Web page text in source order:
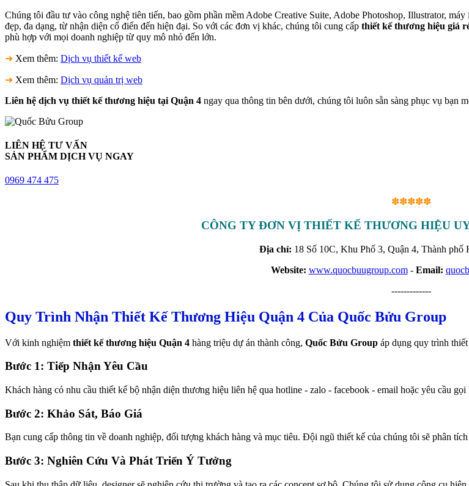
Chúng tôi đầu tư vào công nghệ tiên tiến, bao gồm phần mềm Adobe Creative Suite, Adobe Photoshop, Illustrator,
đẹp, đa dạng, từ nhận diện cổ điển đến hiện đại. So với các đơn vị khác, chúng tôi cung cấp thiết kế thương hiệu giá
phù hợp với mọi doanh nghiệp từ quy mô nhỏ đến lớn.
➜ Xem thêm: Dịch vụ thiết kế web
➜ Xem thêm: Dịch vụ quản trị web
Liên hệ dịch vụ thiết kế thương hiệu tại Quận 4 ngay qua thông tin bên dưới, chúng tôi luôn sẵn sàng phục vụ bạn
LIÊN HỆ TƯ VẤN
SẢN PHẨM DỊCH VỤ NGAY
0969 474 475
✽✽✽✽✽
CÔNG TY ĐƠN VỊ THIẾT KẾ THƯƠNG HIỆU
Địa chỉ: 18 Số 10C, Khu Phố 3, Quận 4, Thành
Website: www.quocbuugroup.com- Email:
-------------
Quy Trình Nhận Thiết Kế Thương Hiệu Quận 4 Của Quốc Bửu Group
Với kinh nghiệm thiết kế thương hiệu Quận 4 hàng triệu dự án thành công, Quốc Bửu Group áp dụng quy trình
Bước 1: Tiếp Nhận Yêu Cầu
Khách hàng có nhu cầu thiết kế bộ nhận diện thương hiệu liên hệ qua hotline - zalo - facebook - email hoặc yêu cầu
Bước 2: Khảo Sát, Báo Giá
Bạn cung cấp thông tin về doanh nghiệp, đối tượng khách hàng và mục tiêu. Đội ngũ thiết kế của chúng tôi sẽ phân
Bước 3: Nghiên Cứu Và Phát Triển Ý Tưởng